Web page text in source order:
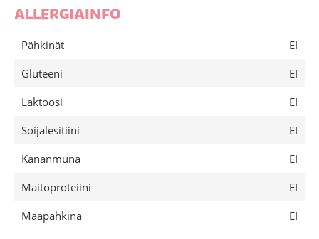
ALLERGIAINFO
Pähkinät
EI
Gluteeni
EI
Laktoosi
EI
Soijalesitiini
EI
Kananmuna
EI
Maitoproteiini
EI
Maapähkinä
EI